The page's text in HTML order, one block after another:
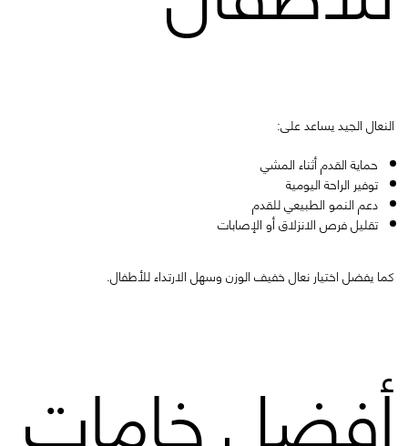
النعال الجيد يساعد على:
حماية القدم أثناء المشي
توفير الراحة اليومية
دعم النمو الطبيعي للقدم
تقليل فرص الانزلاق أو الإصابات
كما يفضل اختيار نعال خفيف الوزن وسهل الارتداء للأطفال.
أفضل خامات